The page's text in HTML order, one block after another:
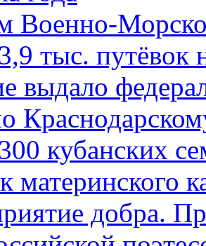
Военно-
тыс. путёвок
выдало
кубанских
материнского
добра.